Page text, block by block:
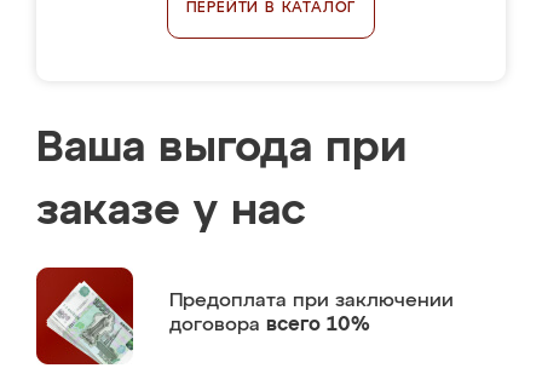
ПЕРЕЙТИ В КАТАЛОГ
Ваша выгода при
заказе у нас
Предоплата при заключении
договора всего 10%